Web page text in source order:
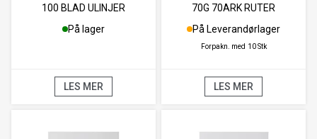
100 BLAD ULINJER
På lager
LES MER
70G 70ARK RUTER
På Leverandørlager
Forpakn. med 10 Stk
LES MER